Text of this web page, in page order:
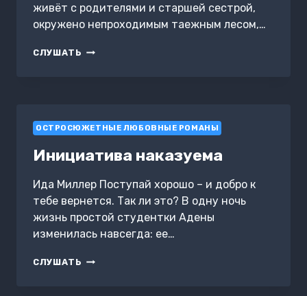
живёт с родителями и старшей сестрой,
окружено непроходимым таежным лесом,…
СЛУШАТЬ СЕРДЦЕ
ОСТРОСЮЖЕТНЫЕ ЛЮБОВНЫЕ РОМАНЫ
Инициатива наказуема
Ида Миллер Поступай хорошо – и добро к
тебе вернется. Так ли это? В одну ночь
жизнь простой студентки Адены
изменилась навсегда: ее…
СЛУШАТЬ ИНИЦИАТИВА